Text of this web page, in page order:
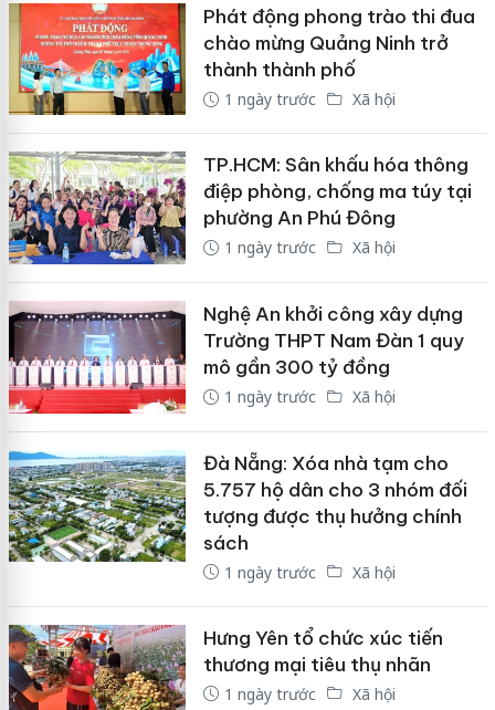
Phát động phong trào thi đua
chào mừng Quảng Ninh trở
thành thành phố
1 ngày trước Xã hội
TP.HCM: Sân khấu hóa thông
điệp phòng, chống ma túy tại
phường An Phú Đông
1 ngày trước Xã hội
Nghệ An khởi công xây dựng
Trường THPT Nam Đàn 1 quy
mô gần 300 tỷ đồng
1 ngày trước Xã hội
Đà Nẵng: Xóa nhà tạm cho
5.757 hộ dân cho 3 nhóm đối
tượng được thụ hưởng chính
sách
1 ngày trước Xã hội
Hưng Yên tổ chức xúc tiến
thương mại tiêu thụ nhãn
1 ngày trước Xã hội